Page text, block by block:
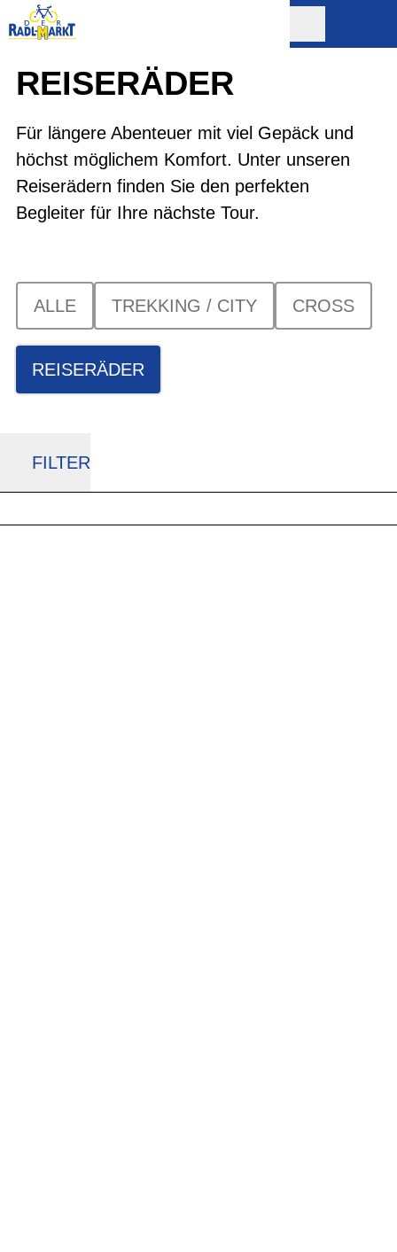
REISERÄDER
Für längere Abenteuer mit viel Gepäck und
höchst möglichem Komfort. Unter unseren
Reiserädern finden Sie den perfekten
Begleiter für Ihre nächste Tour.
ALLE TREKKING / CITY CROSS
REISERÄDER
FILTER